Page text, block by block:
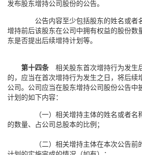
发布股东增持公司股份的公告。
公告内容至少包括股东的姓名或者
增持前后该股东在公司中拥有权益的股份数
东是否提出后续增持计划等。
第十四条 相关股东首次增持行为发生
的，应当在首次增持行为发生之日，将后续
公司。公司应当在股东增持公司股份公告中
计划的如下内容：
（一）相关增持主体的姓名或者
的数量、占公司总股本的比例；
（二）相关增持主体在本次公告